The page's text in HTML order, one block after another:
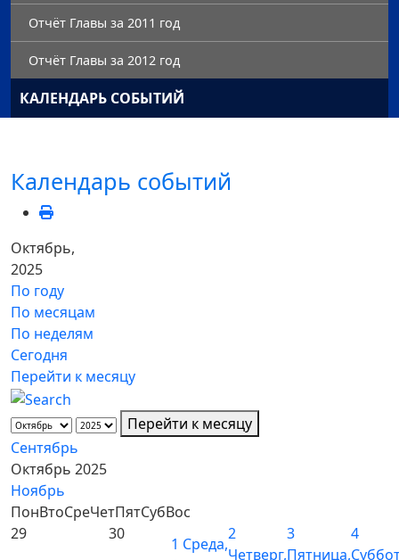
Отчёт Главы за 2011 год
Отчёт Главы за 2012 год
КАЛЕНДАРЬ СОБЫТИЙ
Календарь событий
Октябрь,
2025
По году
По месяцам
По неделям
Сегодня
Перейти к месяцу
Перейти к месяцу
Сентябрь
Октябрь 2025
Ноябрь
ПонВтоСреЧетПятСубВос
29
30
1 Среда,
2
Четверг,
3
Пятница,
4